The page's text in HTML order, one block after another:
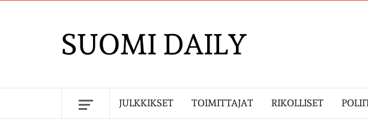
SUOMI DAILY
JULKKIKSET TOIMITTAJAT RIKOLLISET